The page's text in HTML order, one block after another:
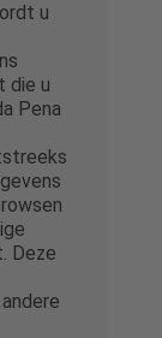
u
die u
Pena
Deze